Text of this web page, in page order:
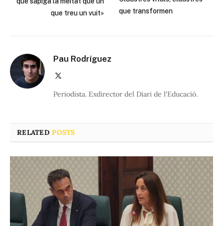
que treu un vuit»
que transformen
Pau Rodríguez
Periodista. Exdirector del Diari de l'Educació.
RELATEDPOSTS